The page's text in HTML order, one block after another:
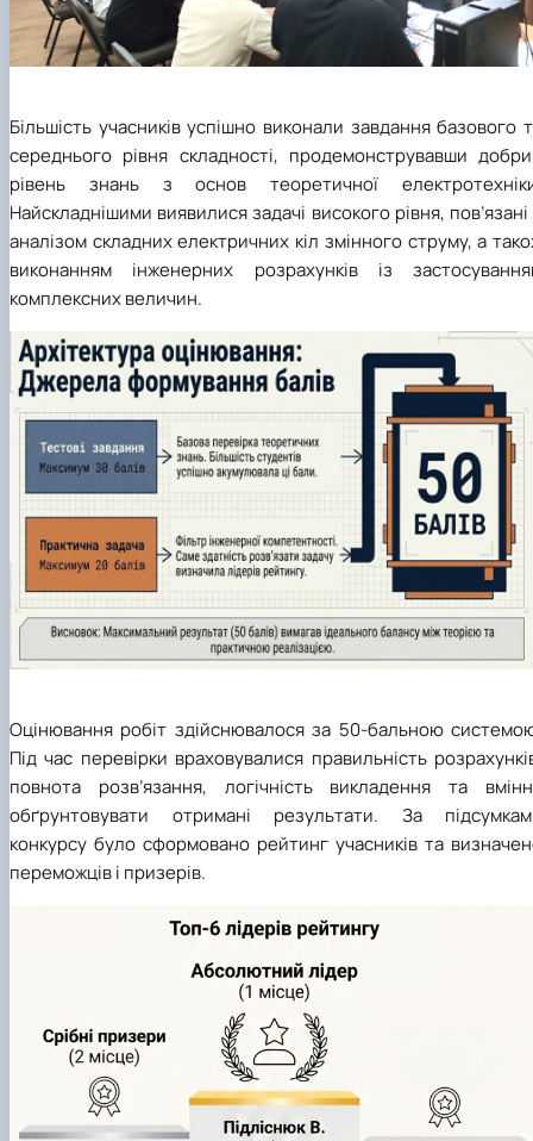
Більшість учасників успішно виконали завдання базового
середнього рівня складності, продемонструвавши
рівень знань з основ теоретичної
Найскладнішими виявилися задачі високого рівня, пов’язані
аналізом складних електричних кіл змінного струму, а
виконанням інженерних розрахунків із
комплексних величин.
Оцінювання робіт здійснювалося за 50-бальною
Під час перевірки враховувалися правильність
повнота розв’язання, логічність викладення та
обґрунтовувати отримані результати. За
конкурсу було сформовано рейтинг учасників та
переможців і призерів.